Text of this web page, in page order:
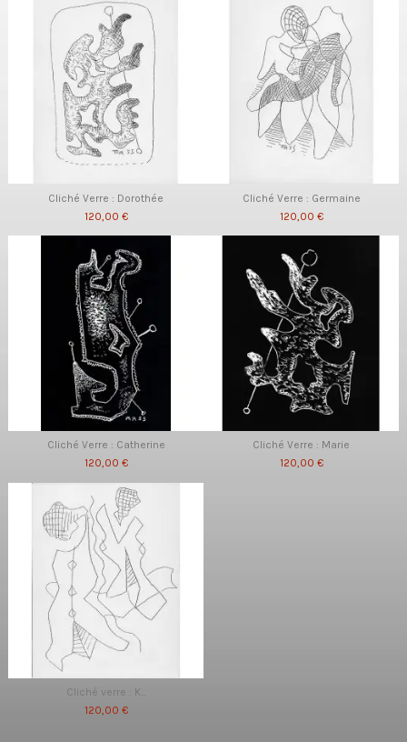
Cliché Verre : Dorothée
120,00 €
Cliché Verre : Germaine
120,00 €
Cliché Verre : Catherine
120,00 €
Cliché Verre : Marie
120,00 €
Cliché verre : K...
120,00 €